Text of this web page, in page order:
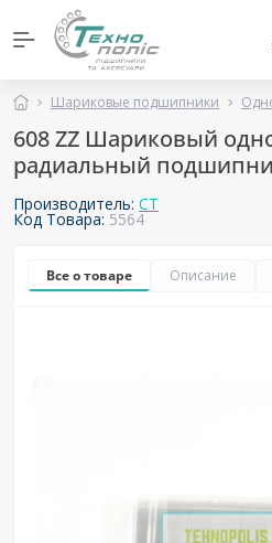
Шариковые подшипники
608 ZZ Шариковый
радиальный
Производитель: CT
Код Товара: 5564
Все о товаре Описание